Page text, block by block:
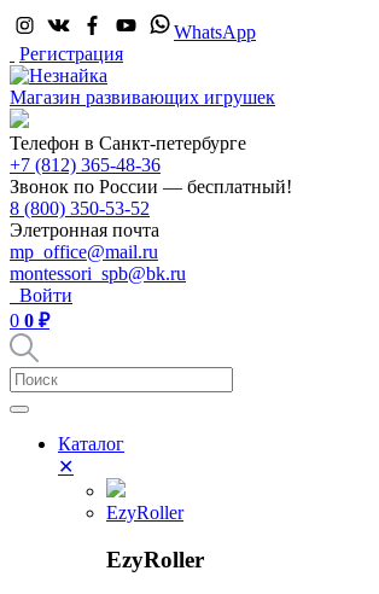
WhatsApp
Регистрация
Магазин развивающих игрушек
Телефон в Санкт-петербурге
+7 (812) 365-48-36
Звонок по России — бесплатный!
8 (800) 350-53-52
Элетронная почта
mp_office@mail.ru
montessori_spb@bk.ru
Войти
0 0 ₽
Каталог
✕
EzyRoller
EzyRoller